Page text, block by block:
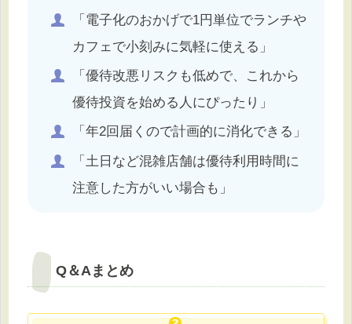
「電子化のおかげで1円単位でランチや
カフェで小刻みに気軽に使える」
「優待改悪リスクも低めで、これから
優待投資を始める人にぴったり」
「年2回届くので計画的に消化できる」
「土日など混雑店舗は優待利用時間に
注意した方がいい場合も」
Q＆Aまとめ